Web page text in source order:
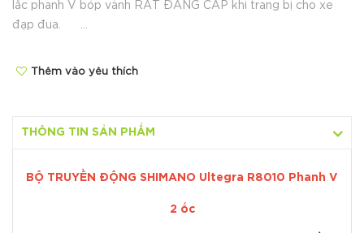
lắc phanh V bóp vành RẤT ĐẲNG CẤP khi trang bị cho xe
đạp đua. ...
Thêm vào yêu thích
THÔNG TIN SẢN PHẨM
BỘ TRUYỀN ĐỘNG SHIMANO Ultegra R8010 Phanh V
2 ốc